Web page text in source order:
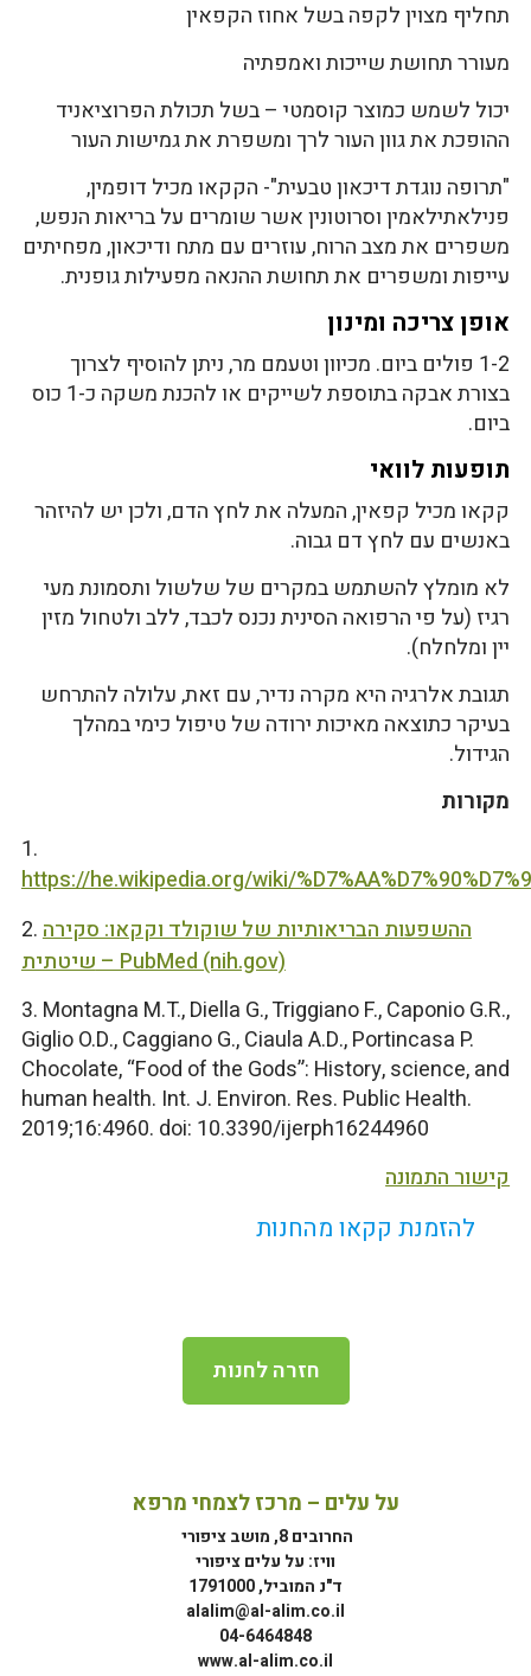
תחליף מצוין לקפה בשל אחוז הקפאין
מעורר תחושת שייכות ואמפתיה
יכול לשמש כמוצר קוסמטי – בשל תכולת הפרוציאניד
ההופכת את גוון העור לרך ומשפרת את גמישות העור
"תרופה נוגדת דיכאון טבעית"- הקקאו מכיל דופמין,
פנילאתילאמין וסרוטונין אשר שומרים על בריאות הנפש,
משפרים את מצב הרוח, עוזרים עם מתח ודיכאון, מפחיתים
עייפות ומשפרים את תחושת ההנאה מפעילות גופנית.
אופן צריכה ומינון
1-2 פולים ביום. מכיוון וטעמם מר, ניתן להוסיף לצרוך
בצורת אבקה בתוספת לשייקים או להכנת משקה כ-1 כוס
ביום.
תופעות לוואי
קקאו מכיל קפאין, המעלה את לחץ הדם, ולכן יש להיזהר
באנשים עם לחץ דם גבוה.
לא מומלץ להשתמש במקרים של שלשול ותסמונת מעי
רגיז (על פי הרפואה הסינית נכנס לכבד, ללב ולטחול מזין
יין ומלחלח).
תגובת אלרגיה היא מקרה נדיר, עם זאת, עלולה להתרחש
בעיקר כתוצאה מאיכות ירודה של טיפול כימי במהלך
הגידול.
מקורות
1.
https://he.wikipedia.org/wiki/
2.ההשפעות הבריאותיות של שוקולד וקקאו: סקירה
שיטתית – PubMed (nih.gov)
3. Montagna M.T., Diella G., Triggiano F., Caponio G.R.,
Giglio O.D., Caggiano G., Ciaula A.D., Portincasa P.
Chocolate, “Food of the Gods”: History, science, and
human health. Int. J. Environ. Res. Public Health.
2019;16:4960. doi: 10.3390/ijerph16244960
קישור התמונה
להזמנת קקאו מהחנות
חזרה לחנות
על עלים – מרכז לצמחי מרפא
החרובים 8, מושב ציפורי
וויז: על עלים ציפורי
ד"נ המוביל, 1791000
alalim@al-alim.co.il
04-6464848
www.al-alim.co.il